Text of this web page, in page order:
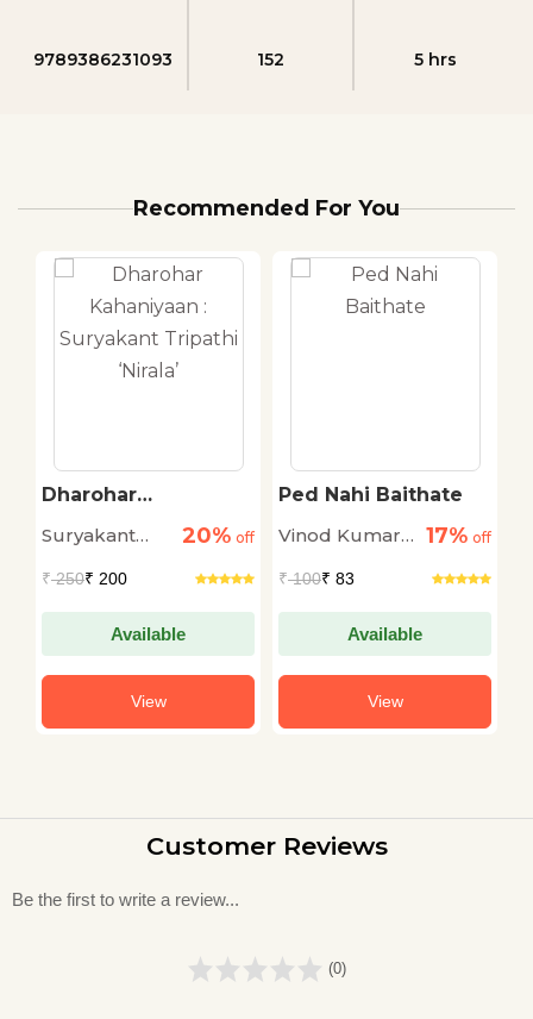
9789386231093 152 5 hrs
Recommended For You
Dharohar
Suryakant Tripathi
Suryakant
20% off
₹250₹ 200
Available
View
Ped Nahi Baithate
Vinod Kumar
17% off
₹100₹ 83
Available
View
Customer Reviews
Be the first to write a review...
(0)